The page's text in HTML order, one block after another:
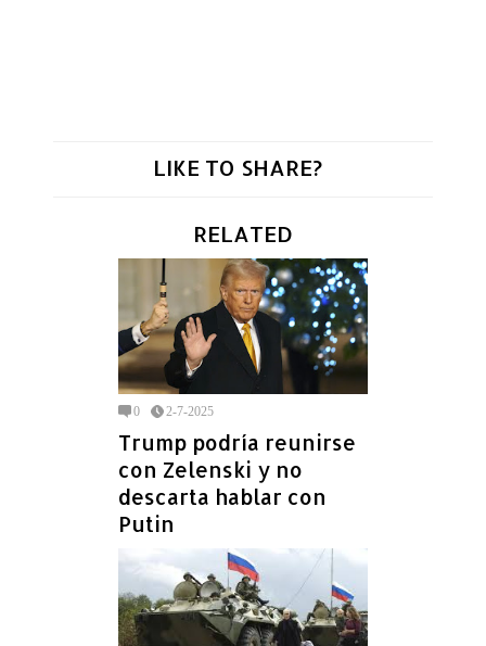
LIKE TO SHARE?
RELATED
0 2-7-2025
Trump podría reunirse
con Zelenski y no
descarta hablar con
Putin